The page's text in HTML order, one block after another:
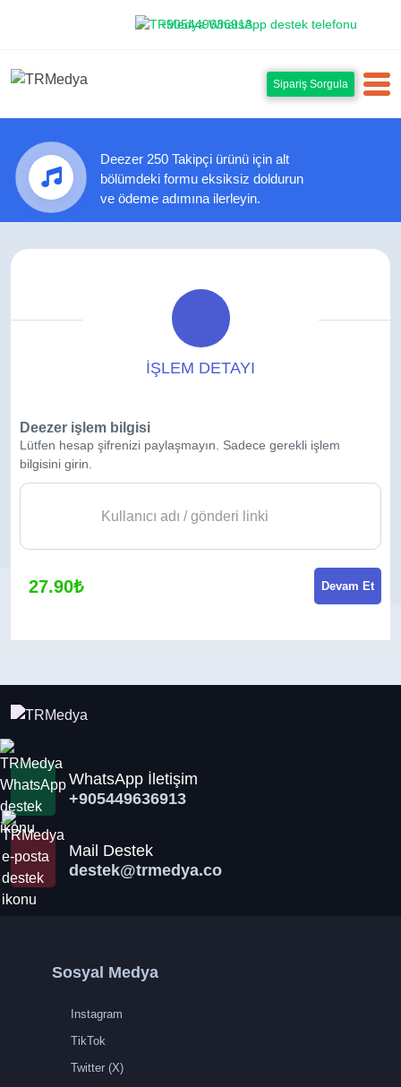
+905449636913
Sipariş Sorgula
Deezer 250 Takipçi ürünü için alt
bölümdeki formu eksiksiz doldurun
ve ödeme adımına ilerleyin.
İŞLEM DETAYI
Deezer işlem bilgisi
Lütfen hesap şifrenizi paylaşmayın. Sadece gerekli işlem
bilgisini girin.
27.90₺ Devam Et
WhatsApp İletişim
+905449636913
Mail Destek
destek@trmedya.co
Sosyal Medya
Instagram
TikTok
Twitter (X)